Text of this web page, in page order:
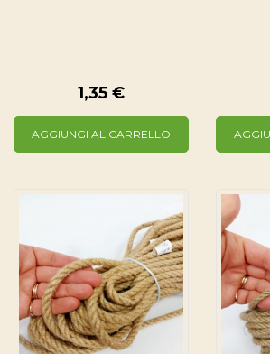
1,35 €
AGGIUNGI AL CARRELLO